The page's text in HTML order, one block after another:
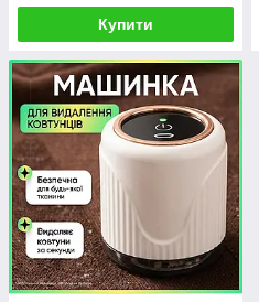
Купити